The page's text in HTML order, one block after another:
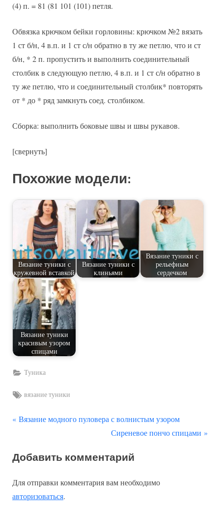
(4) п. = 81 (81 101 (101) петля.
Обвязка крючком бейки горловины: крючком №2 вязать
1 ст б/н, 4 в.п. и 1 ст с/н обратно в ту же петлю, что и ст
б/н, * 2 п. пропустить и выполнить соединительный
столбик в следующую петлю, 4 в.п. и 1 ст с/н обратно в
ту же петлю, что и соединительный столбик* повторять
от * до * ряд замкнуть соед. столбиком.
Сборка: выполнить боковые швы и швы рукавов.
[свернуть]
Похожие модели:
Вязание туники с
кружевной вставкой
Вязание туники с
клиньями
Вязание туники с
рельефным
сердечком
Вязание туники
красивым узором
спицами
Туника
Tags:
вязание туники
Навигация
записям
П
д
д
у
Вязание модного пуловера с волнистым узором
С
е
у
Сиреневое пончо спицами
Добавить комментарий
Для отправки комментария вам необходимо
авторизоваться.